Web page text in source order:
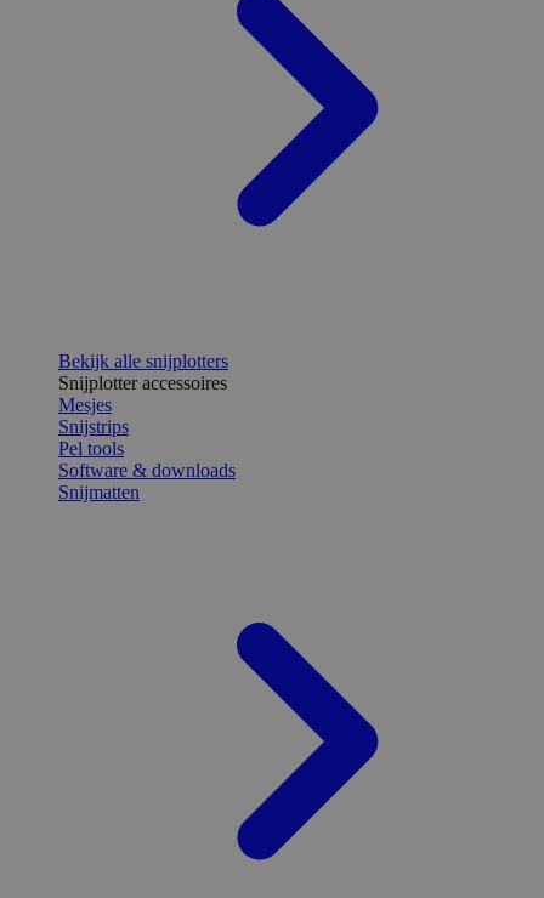
Bekijk alle snijplotters
Snijplotter accessoires
Mesjes
Snijstrips
Pel tools
Software & downloads
Snijmatten